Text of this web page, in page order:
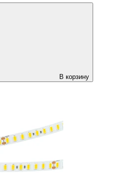
В корзину